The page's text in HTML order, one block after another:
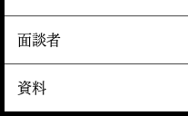
面談者
資料